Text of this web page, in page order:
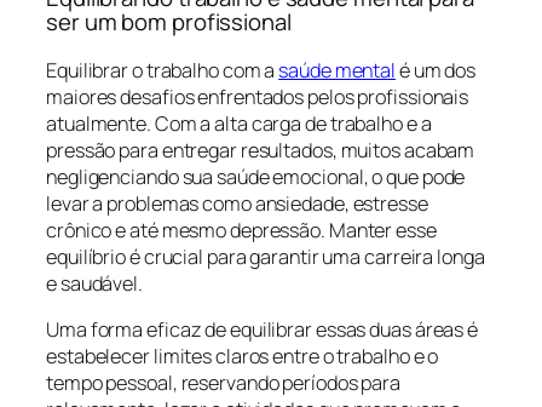
ser um bom profissional
Equilibrar o trabalho com a saúde mentalé um dos
maiores desafios enfrentados pelos profissionais
atualmente. Com a alta carga de trabalho e a
pressão para entregar resultados, muitos acabam
negligenciando sua saúde emocional, o que pode
levar a problemas como ansiedade, estresse
crônico e até mesmo depressão. Manter esse
equilíbrio é crucial para garantir uma carreira longa
e saudável.
Uma forma eficaz de equilibrar essas duas áreas é
estabelecer limites claros entre o trabalho e o
tempo pessoal, reservando períodos para